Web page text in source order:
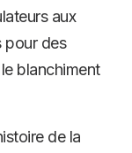
aux
pour des
blanchiment
de la